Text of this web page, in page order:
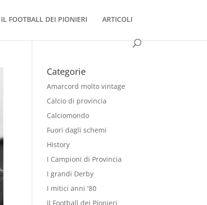
IL FOOTBALL DEI PIONIERI ARTICOLI
Categorie
Amarcord molto vintage
Calcio di provincia
Calciomondo
Fuori dagli schemi
History
I Campioni di Provincia
I grandi Derby
I mitici anni '80
Il Football dei Pionieri